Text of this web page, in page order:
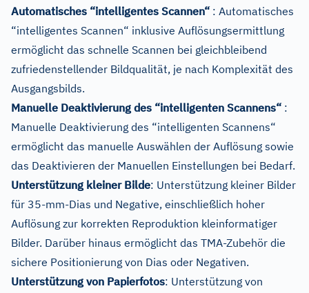
Automatisches “intelligentes Scannen“ : Automatisches
“intelligentes Scannen“ inklusive Auflösungsermittlung
ermöglicht das schnelle Scannen bei gleichbleibend
zufriedenstellender Bildqualität, je nach Komplexität des
Ausgangsbilds.
Manuelle Deaktivierung des “intelligenten Scannens“ :
Manuelle Deaktivierung des “intelligenten Scannens“
ermöglicht das manuelle Auswählen der Auflösung sowie
das Deaktivieren der Manuellen Einstellungen bei Bedarf.
Unterstützung kleiner Bilde: Unterstützung kleiner Bilder
für 35-mm-Dias und Negative, einschließlich hoher
Auflösung zur korrekten Reproduktion kleinformatiger
Bilder. Darüber hinaus ermöglicht das TMA-Zubehör die
sichere Positionierung von Dias oder Negativen.
Unterstützung von Papierfotos: Unterstützung von